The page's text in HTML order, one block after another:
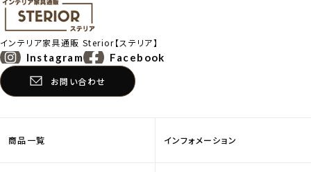
インテリア家具通販Sterior【ステリア】
Instagram Facebook
お問い合わせ
商品一覧 インフォメーション